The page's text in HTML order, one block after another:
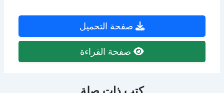
صفحة التحميل
صفحة القراءة